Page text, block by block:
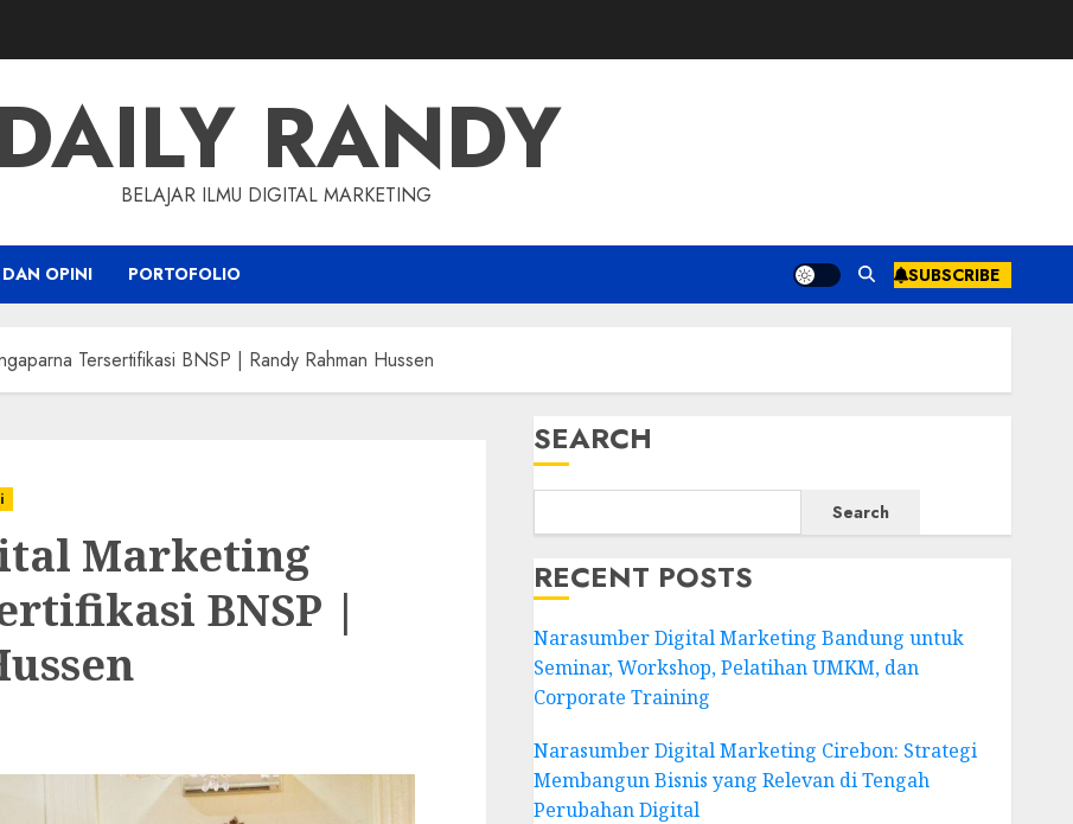
RANDY
BELAJAR ILMU DIGITAL MARKETING
DAN OPINI PORTOFOLIO SUBSCRIBE
Tersertifikasi BNSP | Randy Rahman Hussen
Marketing
BNSP |
SEARCH
Search
RECENT POSTS
Narasumber Digital Marketing Bandung untuk
Seminar, Workshop, Pelatihan UMKM, dan
Corporate Training
Narasumber Digital Marketing Cirebon: Strategi
Membangun Bisnis yang Relevan di Tengah
Perubahan Digital